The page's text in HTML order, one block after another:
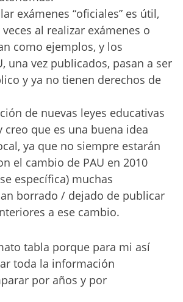
exámenes “oficiales” es útil,
al realizar exámenes o
como ejemplos, y los
una vez publicados, pasan a ser
y ya no tienen derechos de
de nuevas leyes educativas
creo que es una buena idea
ya que no siempre estarán
el cambio de PAU en 2010
específica) muchas
borrado / dejado de publicar
a ese cambio.
tabla porque para mi así
toda la información
por años y por